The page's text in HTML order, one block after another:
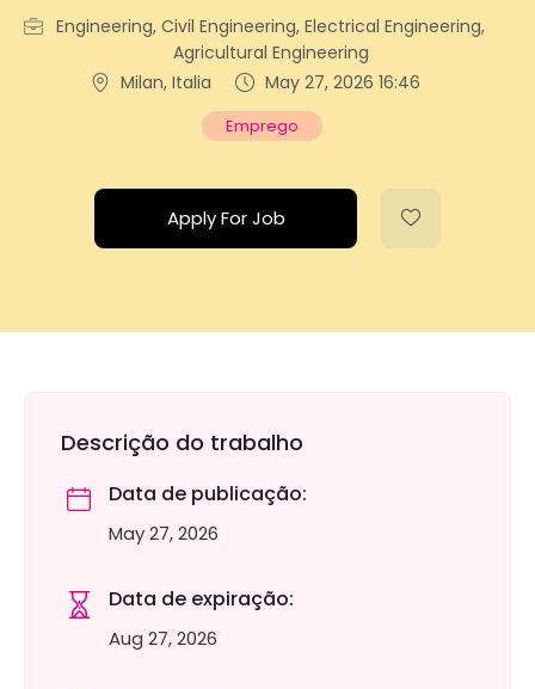
Engineering, Civil Engineering, Electrical Engineering,
Agricultural Engineering
Milan, Italia
May 27, 2026 16:46
Emprego
Apply For Job
Descrição do trabalho
Data de publicação:
May 27, 2026
Data de expiração:
Aug 27, 2026